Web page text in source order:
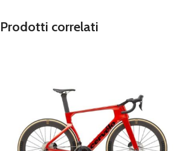
Prodotti correlati